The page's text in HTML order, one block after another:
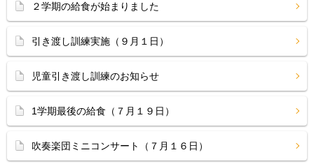
２学期の給食が始まりました
引き渡し訓練実施（９月１日）
児童引き渡し訓練のお知らせ
1学期最後の給食（７月１９日）
吹奏楽団ミニコンサート（７月１６日）